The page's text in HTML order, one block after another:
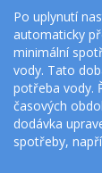
Po uplynutí
automaticky
minimální
vody. Tato
potřeba vody.
časových
dodávka
spotřeby,